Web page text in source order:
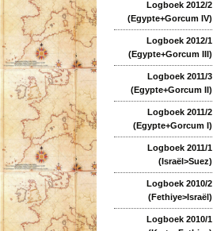
Logboek 2012/2
(Egypte+Gorcum IV)
Logboek 2012/1
(Egypte+Gorcum III)
Logboek 2011/3
(Egypte+Gorcum II)
Logboek 2011/2
(Egypte+Gorcum I)
Logboek 2011/1
(Israël>Suez)
Logboek 2010/2
(Fethiye>Israël)
Logboek 2010/1